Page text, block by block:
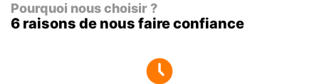
Pourquoi nous choisir ?
6 raisons de nous faire confiance